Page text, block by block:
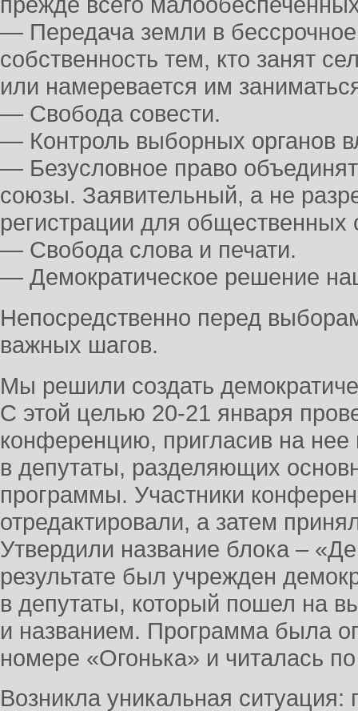
— Передача земли в
собственность тем, кто занят
или намеревается им
— Свобода совести.
— Контроль выборных органов
— Безусловное право
союзы. Заявительный, а не
регистрации для общественных
— Свобода слова и печати.
— Демократическое решение
Непосредственно перед
важных шагов.
Мы решили создать
С этой целью 20-21 января
конференцию, пригласив на нее
в депутаты, разделяющих
программы. Участники
отредактировали, а затем
Утвердили название блока –
результате был учрежден
в депутаты, который пошел на
и названием. Программа была
номере «Огонька» и читалась
Возникла уникальная